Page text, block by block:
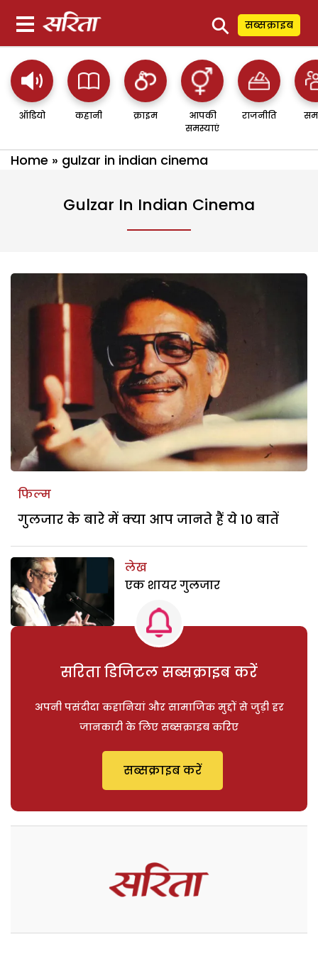
⚲ सब्सक्राइब
ऑडियो कहानी क्राइम
आपकी
समस्याएं
राजनीति
Home » gulzar in indian cinema
Gulzar In Indian Cinema
फिल्म
गुलजार के बारे में क्या आप जानते हैं ये 10 बातें
लेख
एक शायर गुलजार
सरिता डिजिटल सब्सक्राइब करें
अपनी पसंदीदा कहानियां और सामाजिक मुद्दों से जुड़ी हर
जानकारी के लिए सब्सक्राइब करिए
सब्सक्राइब करें